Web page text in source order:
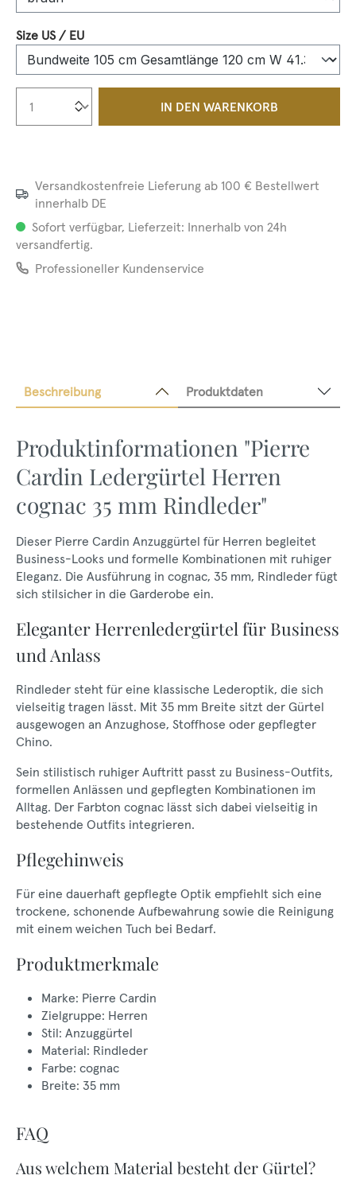
Size US / EUauswählen
Produkt Anzahl: Gib den
IN DEN WARENKORB
Versandkostenfreie Lieferung ab 100 € Bestellwert
innerhalb DE
Sofort verfügbar, Lieferzeit: Innerhalb von 24h
versandfertig.
Professioneller Kundenservice
Beschreibung Produktdaten
Produktinformationen "Pierre
Cardin Ledergürtel Herren
cognac 35 mm Rindleder"
Dieser Pierre Cardin Anzuggürtel für Herren begleitet
Business-Looks und formelle Kombinationen mit ruhiger
Eleganz. Die Ausführung in cognac, 35 mm, Rindleder fügt
sich stilsicher in die Garderobe ein.
Eleganter Herrenledergürtel für Business
und Anlass
Rindleder steht für eine klassische Lederoptik, die sich
vielseitig tragen lässt. Mit 35 mm Breite sitzt der Gürtel
ausgewogen an Anzughose, Stoffhose oder gepflegter
Chino.
Sein stilistisch ruhiger Auftritt passt zu Business-Outfits,
formellen Anlässen und gepflegten Kombinationen im
Alltag. Der Farbton cognac lässt sich dabei vielseitig in
bestehende Outfits integrieren.
Pflegehinweis
Für eine dauerhaft gepflegte Optik empfiehlt sich eine
trockene, schonende Aufbewahrung sowie die Reinigung
mit einem weichen Tuch bei Bedarf.
Produktmerkmale
Marke: Pierre Cardin
Zielgruppe: Herren
Stil: Anzuggürtel
Material: Rindleder
Farbe: cognac
Breite: 35 mm
FAQ
Aus welchem Material besteht der Gürtel?